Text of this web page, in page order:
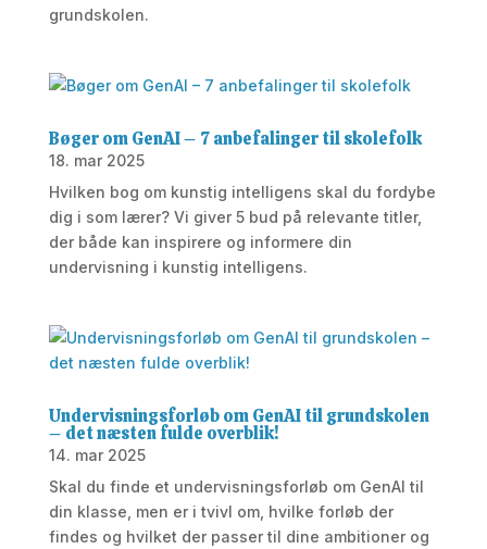
grundskolen.
Bøger om GenAI – 7 anbefalinger til skolefolk
18. mar 2025
Hvilken bog om kunstig intelligens skal du fordybe
dig i som lærer? Vi giver 5 bud på relevante titler,
der både kan inspirere og informere din
undervisning i kunstig intelligens.
Undervisningsforløb om GenAI til grundskolen
– det næsten fulde overblik!
14. mar 2025
Skal du finde et undervisningsforløb om GenAI til
din klasse, men er i tvivl om, hvilke forløb der
findes og hvilket der passer til dine ambitioner og